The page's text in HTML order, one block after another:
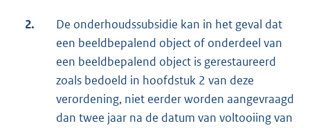
2.
De onderhoudssubsidie kan in het geval dat
een beeldbepalend object of onderdeel van
een beeldbepalend object is gerestaureerd
zoals bedoeld in hoofdstuk 2 van deze
verordening, niet eerder worden aangevraagd
dan twee jaar na de datum van voltooiing van